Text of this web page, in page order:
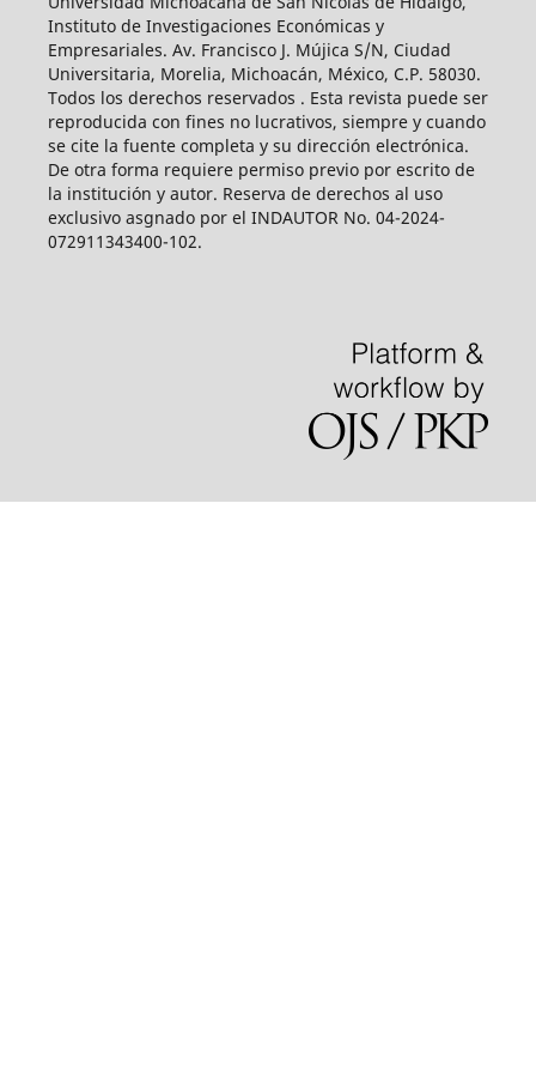
Instituto de Investigaciones Económicas y
Empresariales. Av. Francisco J. Mújica S/N, Ciudad
Universitaria, Morelia, Michoacán, México, C.P. 58030.
Todos los derechos reservados . Esta revista puede ser
reproducida con fines no lucrativos, siempre y cuando
se cite la fuente completa y su dirección electrónica.
De otra forma requiere permiso previo por escrito de
la institución y autor. Reserva de derechos al uso
exclusivo asgnado por el INDAUTOR No. 04-2024-
072911343400-102.